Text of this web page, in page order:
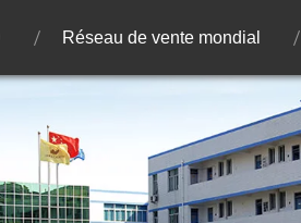
Réseau de vente mondial